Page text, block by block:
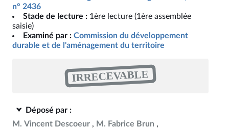
n° 2436
Stade de lecture : 1ère lecture (1ère assemblée
saisie)
Examiné par : Commission du développement
durable et de l'aménagement du territoire
IRRECEVABLE
Déposé par :
M. Vincent Descoeur
M. Fabrice Brun